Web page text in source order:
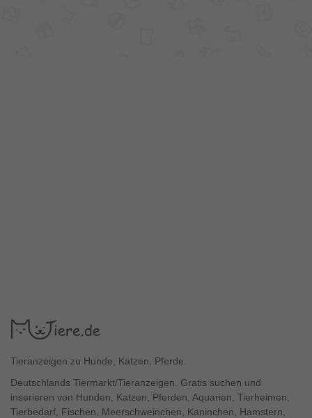
Tieranzeigen zu Hunde, Katzen, Pferde.
Deutschlands Tiermarkt/Tieranzeigen. Gratis suchen und
inserieren von Hunden, Katzen, Pferden, Aquarien, Tierheimen,
Tierbedarf, Fischen, Meerschweinchen, Kaninchen, Hamstern,